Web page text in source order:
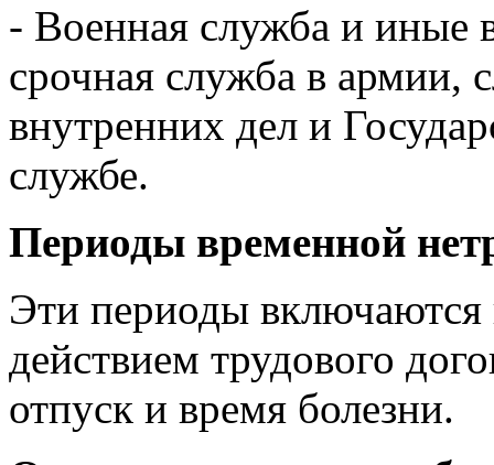
- Военная служба и иные
срочная служба в армии,
внутренних дел и
службе.
Периоды временной
Эти периоды включаются
действием трудового
отпуск и время болезни.